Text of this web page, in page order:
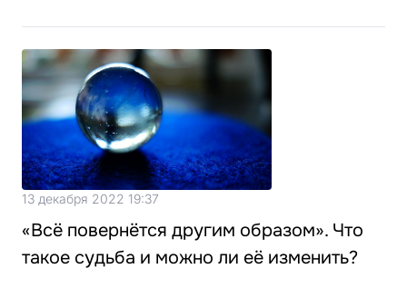
13 декабря 2022 19:37
«Всё повернётся другим образом». Что
такое судьба и можно ли её изменить?